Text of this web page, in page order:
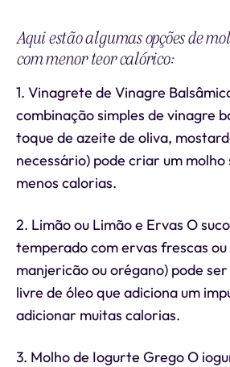
Aqui estão algumas opções de
com menor teor calórico:
1. Vinagrete de Vinagre
combinação simples de vinagre
toque de azeite de oliva,
necessário) pode criar um molho
menos calorias.
2. Limão ou Limão e Ervas O
temperado com ervas frescas ou
manjericão ou orégano) pode
livre de óleo que adiciona um
adicionar muitas calorias.
3. Molho de Iogurte Grego O